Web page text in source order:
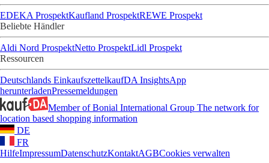
EDEKA ProspektKaufland ProspektREWE Prospekt
Beliebte Händler
Aldi Nord ProspektNetto ProspektLidl Prospekt
Ressourcen
Deutschlands EinkaufszettelkaufDA InsightsApp
herunterladenPressemeldungen
Member of Bonial International Group The network for
location based shopping information
DE
FR
HilfeImpressumDatenschutzKontaktAGBCookies verwalten